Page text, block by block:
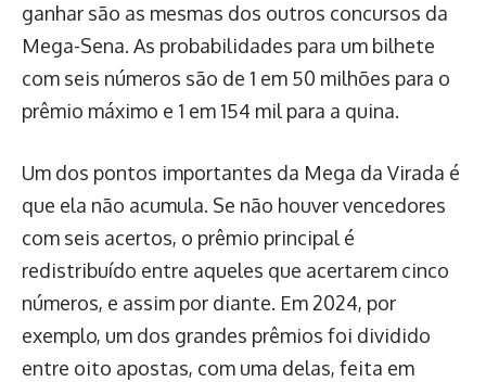
ganhar são as mesmas dos outros concursos da
Mega-Sena. As probabilidades para um bilhete
com seis números são de 1 em 50 milhões para o
prêmio máximo e 1 em 154 mil para a quina.
Um dos pontos importantes da Mega da Virada é
que ela não acumula. Se não houver vencedores
com seis acertos, o prêmio principal é
redistribuído entre aqueles que acertarem cinco
números, e assim por diante. Em 2024, por
exemplo, um dos grandes prêmios foi dividido
entre oito apostas, com uma delas, feita em